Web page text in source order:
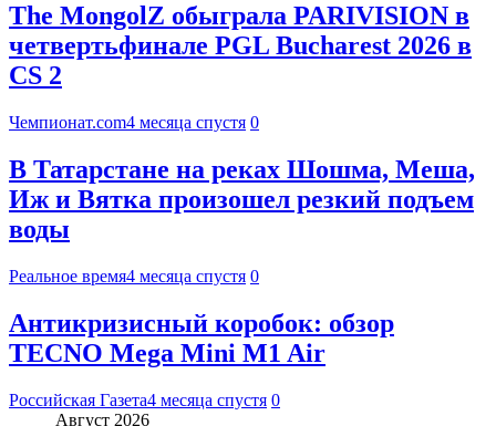
The MongolZ обыграла PARIVISION в
четвертьфинале PGL Bucharest 2026 в
CS 2
Чемпионат.com4 месяца спустя 0
В Татарстане на реках Шошма, Меша,
Иж и Вятка произошел резкий подъем
воды
Реальное время4 месяца спустя 0
Антикризисный коробок: обзор
TECNO Mega Mini M1 Air
Российская Газета4 месяца спустя 0
Август 2026